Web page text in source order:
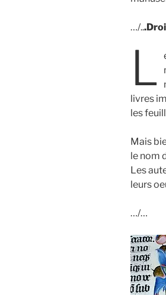
…/..
L
livres
les
Mais
le nom
Les
leurs
…/…